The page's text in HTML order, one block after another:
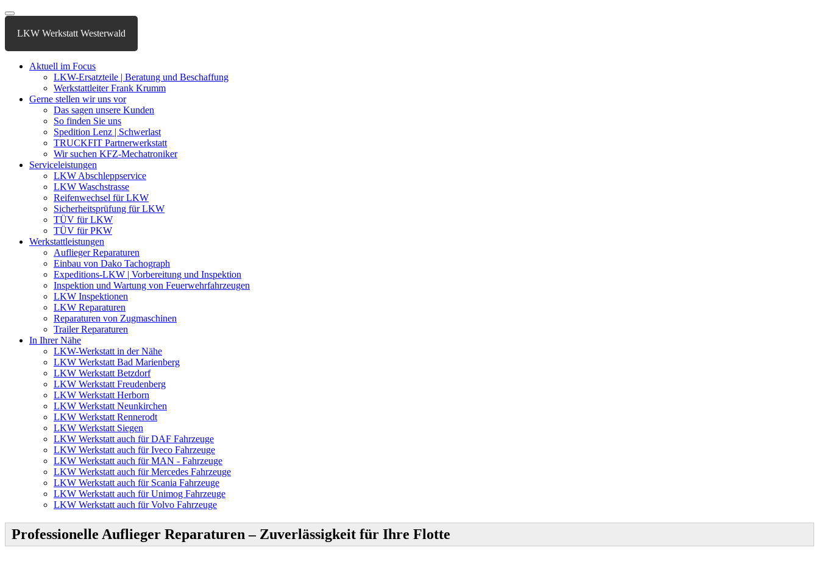
LKW Werkstatt Westerwald
Aktuell im Focus
LKW-Ersatzteile | Beratung und Beschaffung
Werkstattleiter Frank Krumm
Gerne stellen wir uns vor
Das sagen unsere Kunden
So finden Sie uns
Spedition Lenz | Schwerlast
TRUCKFIT Partnerwerkstatt
Wir suchen KFZ-Mechatroniker
Serviceleistungen
LKW Abschleppservice
LKW Waschstrasse
Reifenwechsel für LKW
Sicherheitsprüfung für LKW
TÜV für LKW
TÜV für PKW
Werkstattleistungen
Auflieger Reparaturen
Einbau von Dako Tachograph
Expeditions-LKW | Vorbereitung und Inspektion
Inspektion und Wartung von Feuerwehrfahrzeugen
LKW Inspektionen
LKW Reparaturen
Reparaturen von Zugmaschinen
Trailer Reparaturen
In Ihrer Nähe
LKW-Werkstatt in der Nähe
LKW Werkstatt Bad Marienberg
LKW Werkstatt Betzdorf
LKW Werkstatt Freudenberg
LKW Werkstatt Herborn
LKW Werkstatt Neunkirchen
LKW Werkstatt Rennerodt
LKW Werkstatt Siegen
LKW Werkstatt auch für DAF Fahrzeuge
LKW Werkstatt auch für Iveco Fahrzeuge
LKW Werkstatt auch für MAN - Fahrzeuge
LKW Werkstatt auch für Mercedes Fahrzeuge
LKW Werkstatt auch für Scania Fahrzeuge
LKW Werkstatt auch für Unimog Fahrzeuge
LKW Werkstatt auch für Volvo Fahrzeuge
Professionelle Auflieger Reparaturen – Zuverlässigkeit für Ihre Flotte